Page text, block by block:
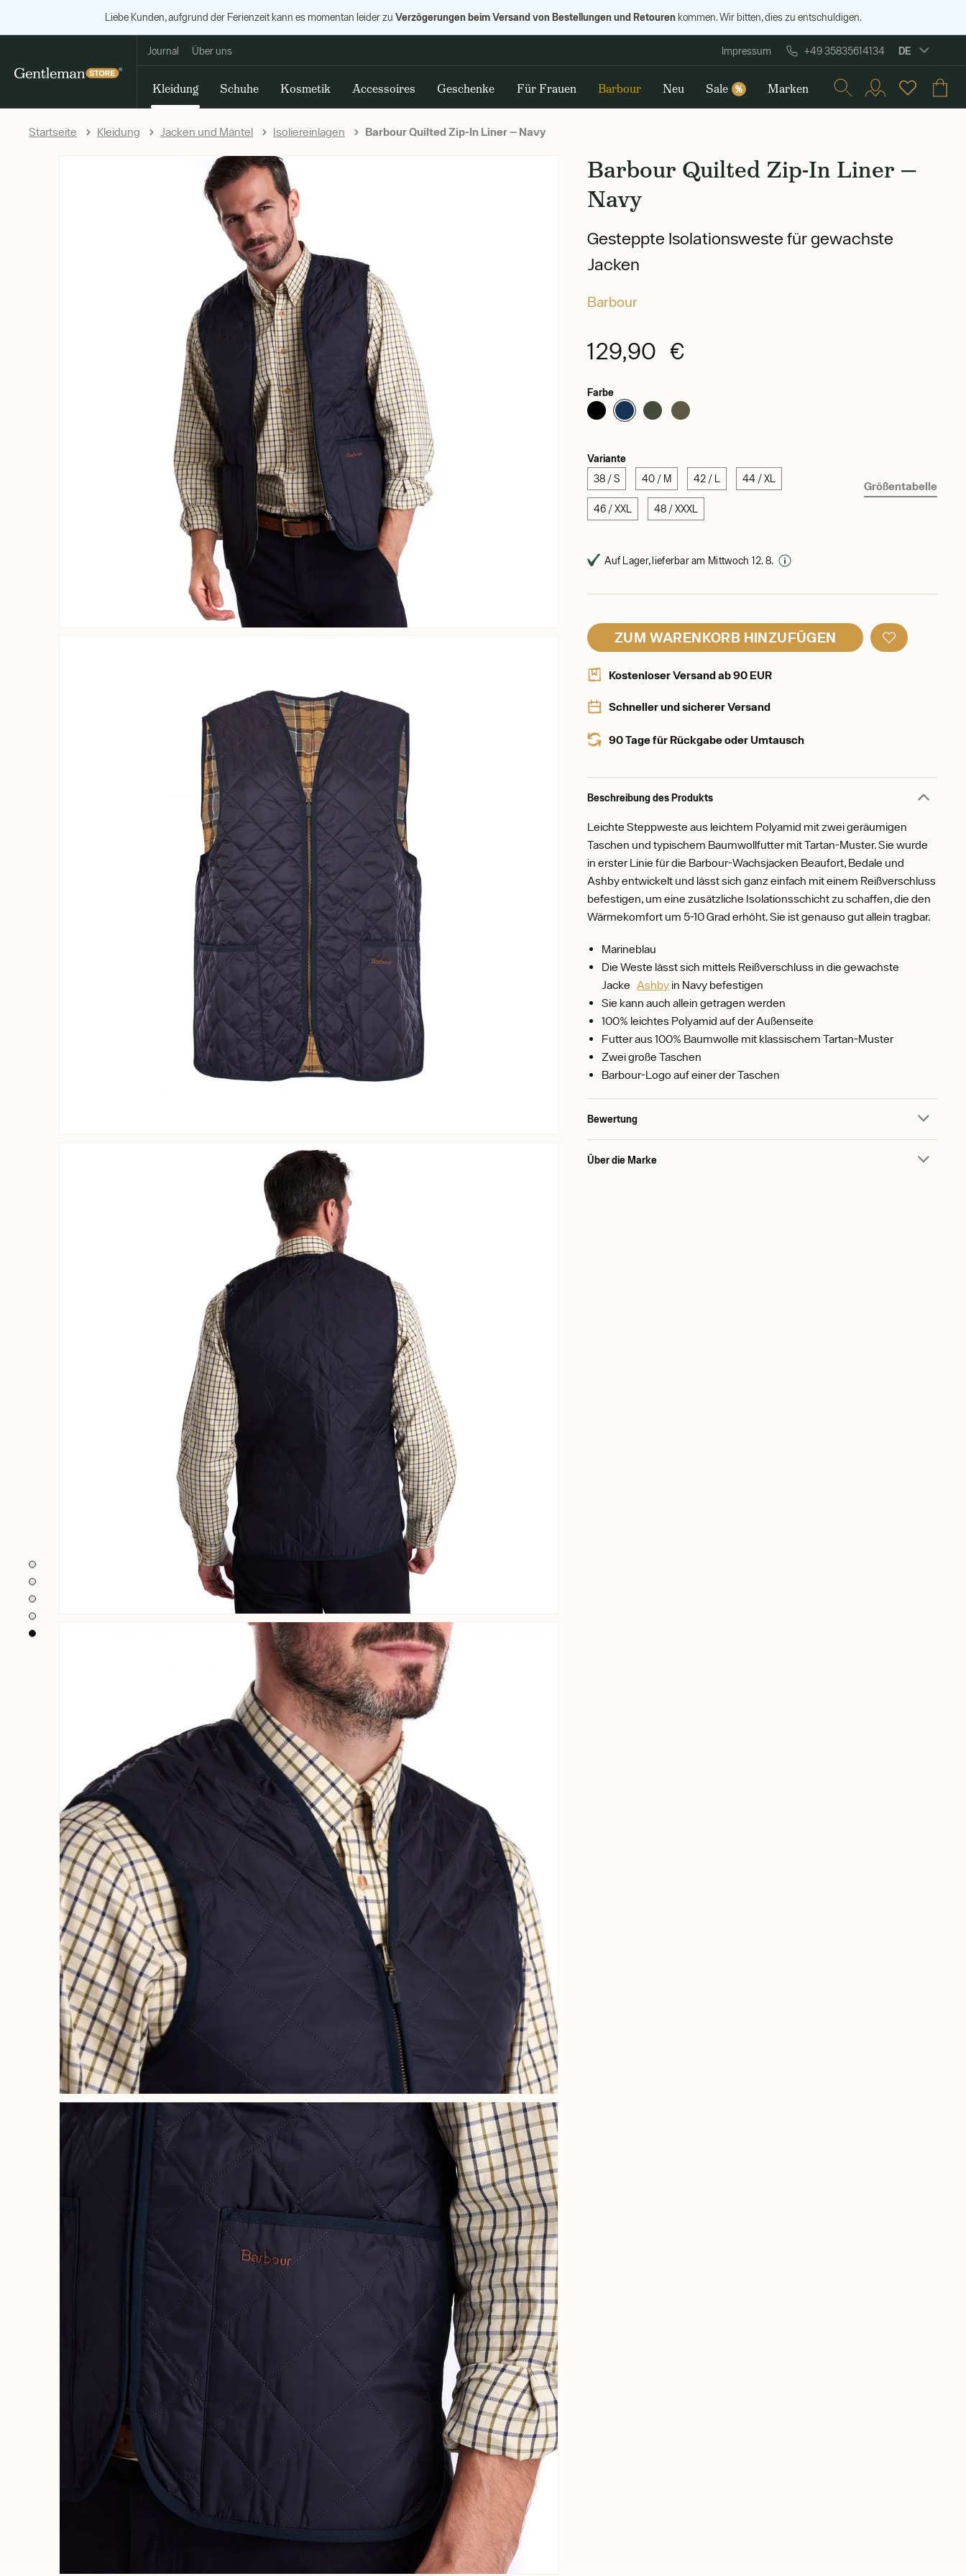
Liebe Kunden, aufgrund der Ferienzeit kann es momentan leider zu Verzögerungen beim Versand von Bestellungen und Retourenkommen. Wir bitten, dies zu entschuldigen.
Journal Über uns Impressum +49 35835614134 DE
Kleidung Schuhe Kosmetik Accessoires Geschenke Für Frauen Barbour Neu Sale % Marken
Startseite Kleidung Jacken und Mäntel Isoliereinlagen Barbour Quilted Zip-In Liner — Navy
Barbour Quilted Zip-In Liner —
Navy
Gesteppte Isolationsweste für gewachste
Jacken
Barbour
129,90 €
Farbe
Variante
38 / S 40 / M 42 / L 44 / XL
46 / XXL 48 / XXXL
Größentabelle
Auf Lager, lieferbar am Mittwoch 12. 8.
ZUM WARENKORB HINZUFÜGEN
Kostenloser Versand ab 90 EUR
Schneller und sicherer Versand
90 Tage für Rückgabe oder Umtausch
Beschreibung des Produkts
Leichte Steppweste aus leichtem Polyamid mit zwei geräumigen
Taschen und typischem Baumwollfutter mit Tartan-Muster. Sie wurde
in erster Linie für die Barbour-Wachsjacken Beaufort, Bedale und
Ashby entwickelt und lässt sich ganz einfach mit einem Reißverschluss
befestigen, um eine zusätzliche Isolationsschicht zu schaffen, die den
Wärmekomfort um 5-10 Grad erhöht. Sie ist genauso gut allein tragbar.
Marineblau
Die Weste lässt sich mittels Reißverschluss in die gewachste
JackeAshby in Navy befestigen
Sie kann auch allein getragen werden
100% leichtes Polyamid auf der Außenseite
Futter aus 100% Baumwolle mit klassischem Tartan-Muster
Zwei große Taschen
Barbour-Logo auf einer der Taschen
Bewertung
Über die Marke